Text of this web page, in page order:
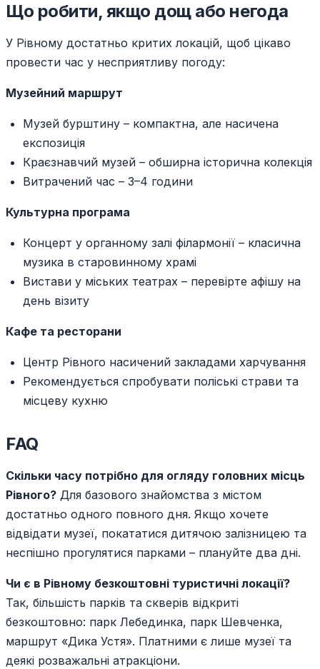
Що робити, якщо дощ або негода
У Рівному достатньо критих локацій, щоб цікаво
провести час у несприятливу погоду:
Музейний маршрут
Музей бурштину – компактна, але насичена
експозиція
Краєзнавчий музей – обширна історична колекція
Витрачений час – 3–4 години
Культурна програма
Концерт у органному залі філармонії – класична
музика в старовинному храмі
Вистави у міських театрах – перевірте афішу на
день візиту
Кафе та ресторани
Центр Рівного насичений закладами харчування
Рекомендується спробувати поліські страви та
місцеву кухню
FAQ
Скільки часу потрібно для огляду головних місць
Рівного? Для базового знайомства з містом
достатньо одного повного дня. Якщо хочете
відвідати музеї, покататися дитячою залізницею та
неспішно прогулятися парками – плануйте два дні.
Чи є в Рівному безкоштовні туристичні локації?
Так, більшість парків та скверів відкриті
безкоштовно: парк Лебединка, парк Шевченка,
маршрут «Дика Устя». Платними є лише музеї та
деякі розважальні атракціони.